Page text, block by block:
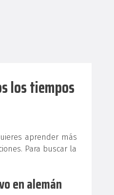
los tiempos
aprender más
Para buscar la
en alemán